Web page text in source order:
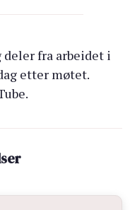
deler fra arbeidet i
etter møtet.